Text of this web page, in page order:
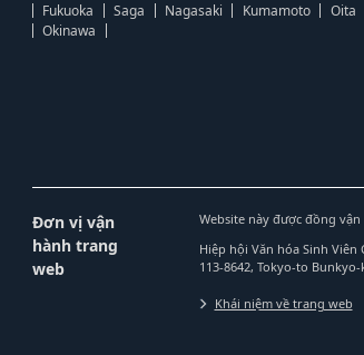
Fukuoka
Saga Nagasaki Kumamoto Oita
Okinawa
Đơn vị vận
hành trang
web
Website này được đồng
Hiệp hội Văn hóa Sinh Viên
113-8642, Tokyo-to
Khái niệm về trang web